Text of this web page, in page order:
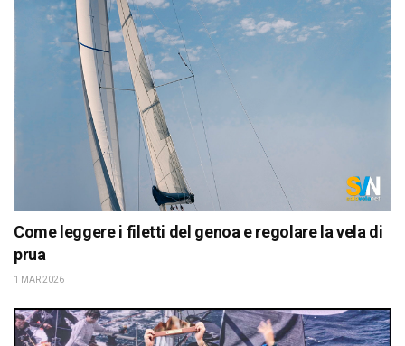
Come leggere i filetti del genoa e regolare la vela di
prua
1 MAR 2026